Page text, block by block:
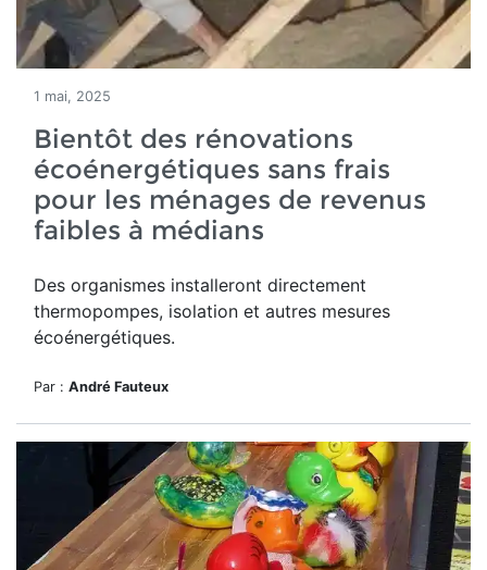
1 mai, 2025
Bientôt des rénovations
écoénergétiques sans frais
pour les ménages de revenus
faibles à médians
Des organismes installeront directement
thermopompes, isolation et autres mesures
écoénergétiques.
Par : André Fauteux